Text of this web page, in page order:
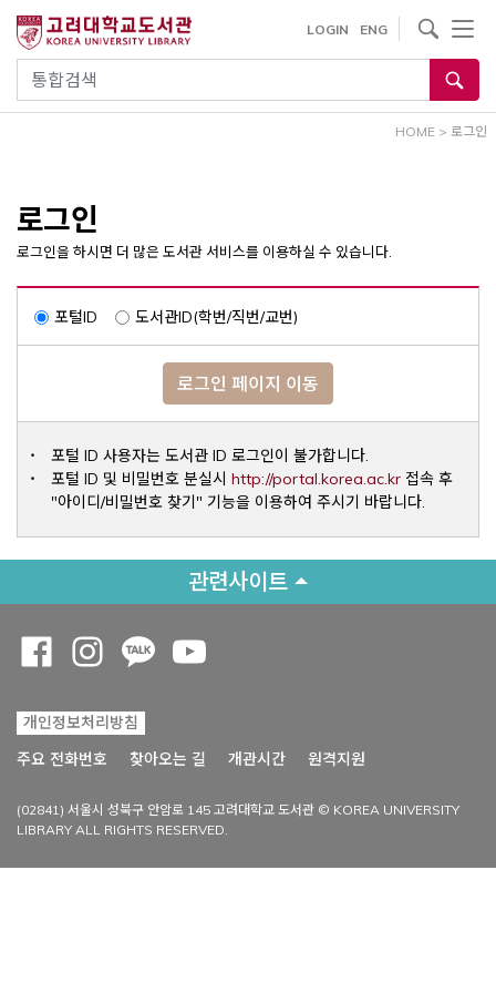
건
통합검색
LOGIN ENG
사이트내 검색
HOME > 로그인
로그인
로그인을 하시면 더 많은 도서관 서비스를 이용하실 수 있습니다.
포털ID 도서관ID(학번/직번/교번)
로그인 페이지 이동
포털 ID 사용자는 도서관 ID 로그인이 불가합니다.
포털 ID 및 비밀번호 분실시 http://portal.korea.ac.krOpens a
접속 후
"아이디/비밀번호 찾기" 기능을 이용하여 주시기 바랍니다.
관련사이트
개인정보처리방침
주요 전화번호
찾아오는 길 개관시간 원격지원
(02841) 서울시 성북구 안암로 145 고려대학교 도서관 © KOREA UNIVERSITY
LIBRARY ALL RIGHTS RESERVED.
Opens a new window
Opens a new window
Opens a new window